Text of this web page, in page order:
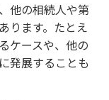
他の相続人や第
ります。たとえ
ケースや、他の
発展することも